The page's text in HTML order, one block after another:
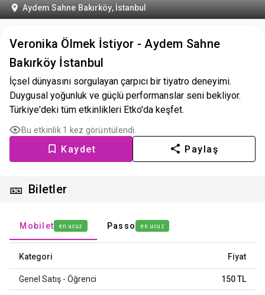
Aydem Sahne Bakırköy, İstanbul
Veronika Ölmek İstiyor - Aydem Sahne
Bakırköy İstanbul
İçsel dünyasını sorgulayan çarpıcı bir tiyatro deneyimi.
Duygusal yoğunluk ve güçlü performanslar seni bekliyor.
Türkiye'deki tüm etkinlikleri Etko'da keşfet.
Bu etkinlik 1 kez görüntülendi.
Kaydet Paylaş
🎫 Biletler
Mobilet en ucuz Passo en ucuz
Kategori Fiyat
Genel Satış - Öğrenci 150 TL